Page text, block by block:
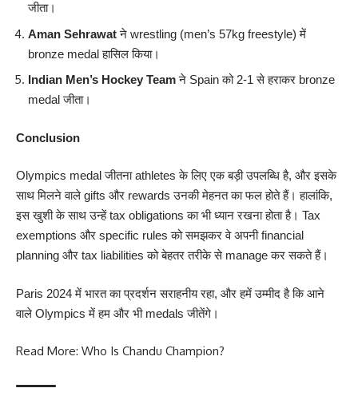
जीता।
Aman Sehrawatने wrestling (men’s 57kg freestyle) में
bronze medal हासिल किया।
Indian Men’s Hockey Teamने Spain को 2-1 से हराकर bronze
medal जीता।
Conclusion
Olympics medal जीतना athletes के लिए एक बड़ी उपलब्धि है, और इसके
साथ मिलने वाले gifts और rewards उनकी मेहनत का फल होते हैं। हालांकि,
इस खुशी के साथ उन्हें tax obligations का भी ध्यान रखना होता है। Tax
exemptions और specific rules को समझकर वे अपनी financial
planning और tax liabilities को बेहतर तरीके से manage कर सकते हैं।
Paris 2024 में भारत का प्रदर्शन सराहनीय रहा, और हमें उम्मीद है कि आने
वाले Olympics में हम और भी medals जीतेंगे।
Read More: Who Is Chandu Champion?